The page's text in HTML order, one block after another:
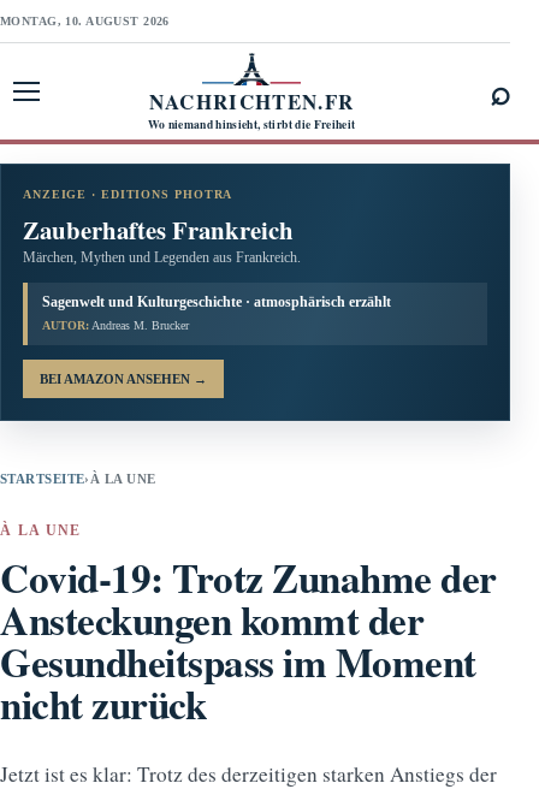
MONTAG, 10. AUGUST 2026
NACHRICHTEN.FR
Wo niemand hinsieht, stirbt die Freiheit
⌕
ANZEIGE · EDITIONS PHOTRA
Zauberhaftes Frankreich
Märchen, Mythen und Legenden aus Frankreich.
Sagenwelt und Kulturgeschichte · atmosphärisch erzählt
AUTOR: Andreas M. Brucker
BEI AMAZON ANSEHEN →
STARTSEITE› À LA UNE
À LA UNE
Covid-19: Trotz Zunahme der
Ansteckungen kommt der
Gesundheitspass im Moment
nicht zurück
Jetzt ist es klar: Trotz des derzeitigen starken Anstiegs der